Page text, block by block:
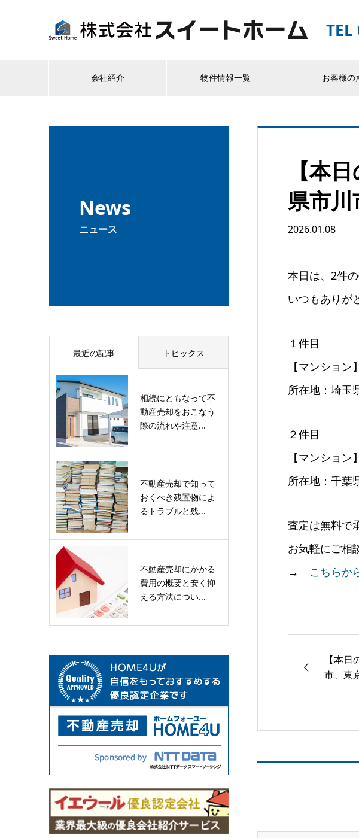
会社紹介 物件情報一覧 お客様の
News
ニュース
【本
県市川
2026.01.08
本日は、2件
いつもありが
１件目
【マンション】
所在地：埼玉
２件目
【マンション】
所在地：千葉
査定は無料で
お気軽にご相
→ こちらか
【本
市、東
最近の記事 トピックス
相続にともなって不
動産売却をおこなう
際の流れや注意...
不動産売却で知って
おくべき残置物によ
るトラブルと残...
不動産売却にかかる
費用の概要と安く抑
える方法につい...